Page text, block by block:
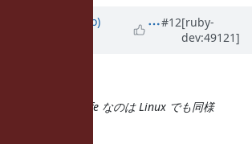
(Naohisa Goto)
#12[ruby-
dev:49121]
async-signal-safe なのは Linux でも同様